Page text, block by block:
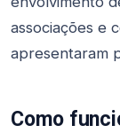
associações e
apresentaram
Como